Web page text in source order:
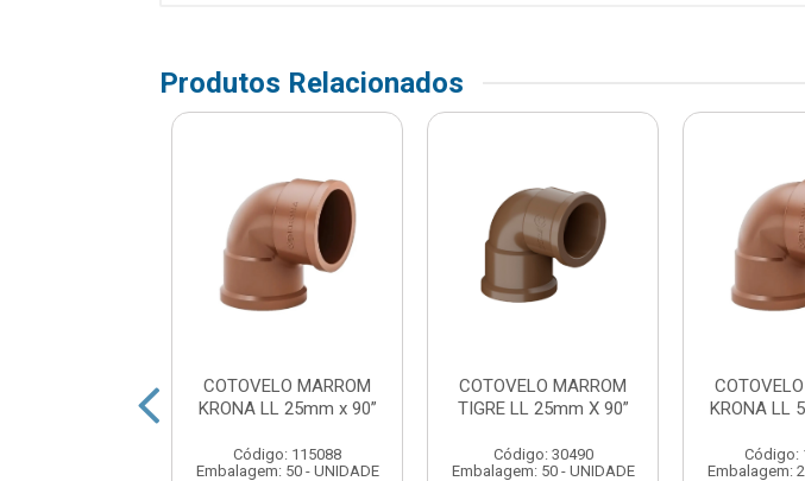
Produtos Relacionados
COTOVELO MARROM
KRONA LL 25mm x 90”
Código: 115088
Embalagem: 50 - UNIDADE
COTOVELO MARROM
TIGRE LL 25mm X 90”
Código: 30490
Embalagem: 50 - UNIDADE
KRONA LL
Código:
Embalagem: